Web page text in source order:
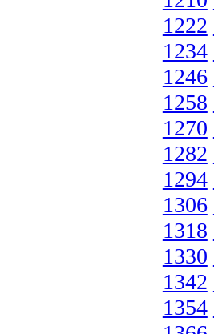
1222
1234
1246
1258
1270
1282
1294
1306
1318
1330
1342
1354